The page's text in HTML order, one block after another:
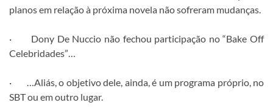
planos em relação à próxima novela não sofreram mudanças.
· Dony De Nuccio não fechou participação no “Bake Off
Celebridades”…
· …Aliás, o objetivo dele, ainda, é um programa próprio, no
SBT ou em outro lugar.